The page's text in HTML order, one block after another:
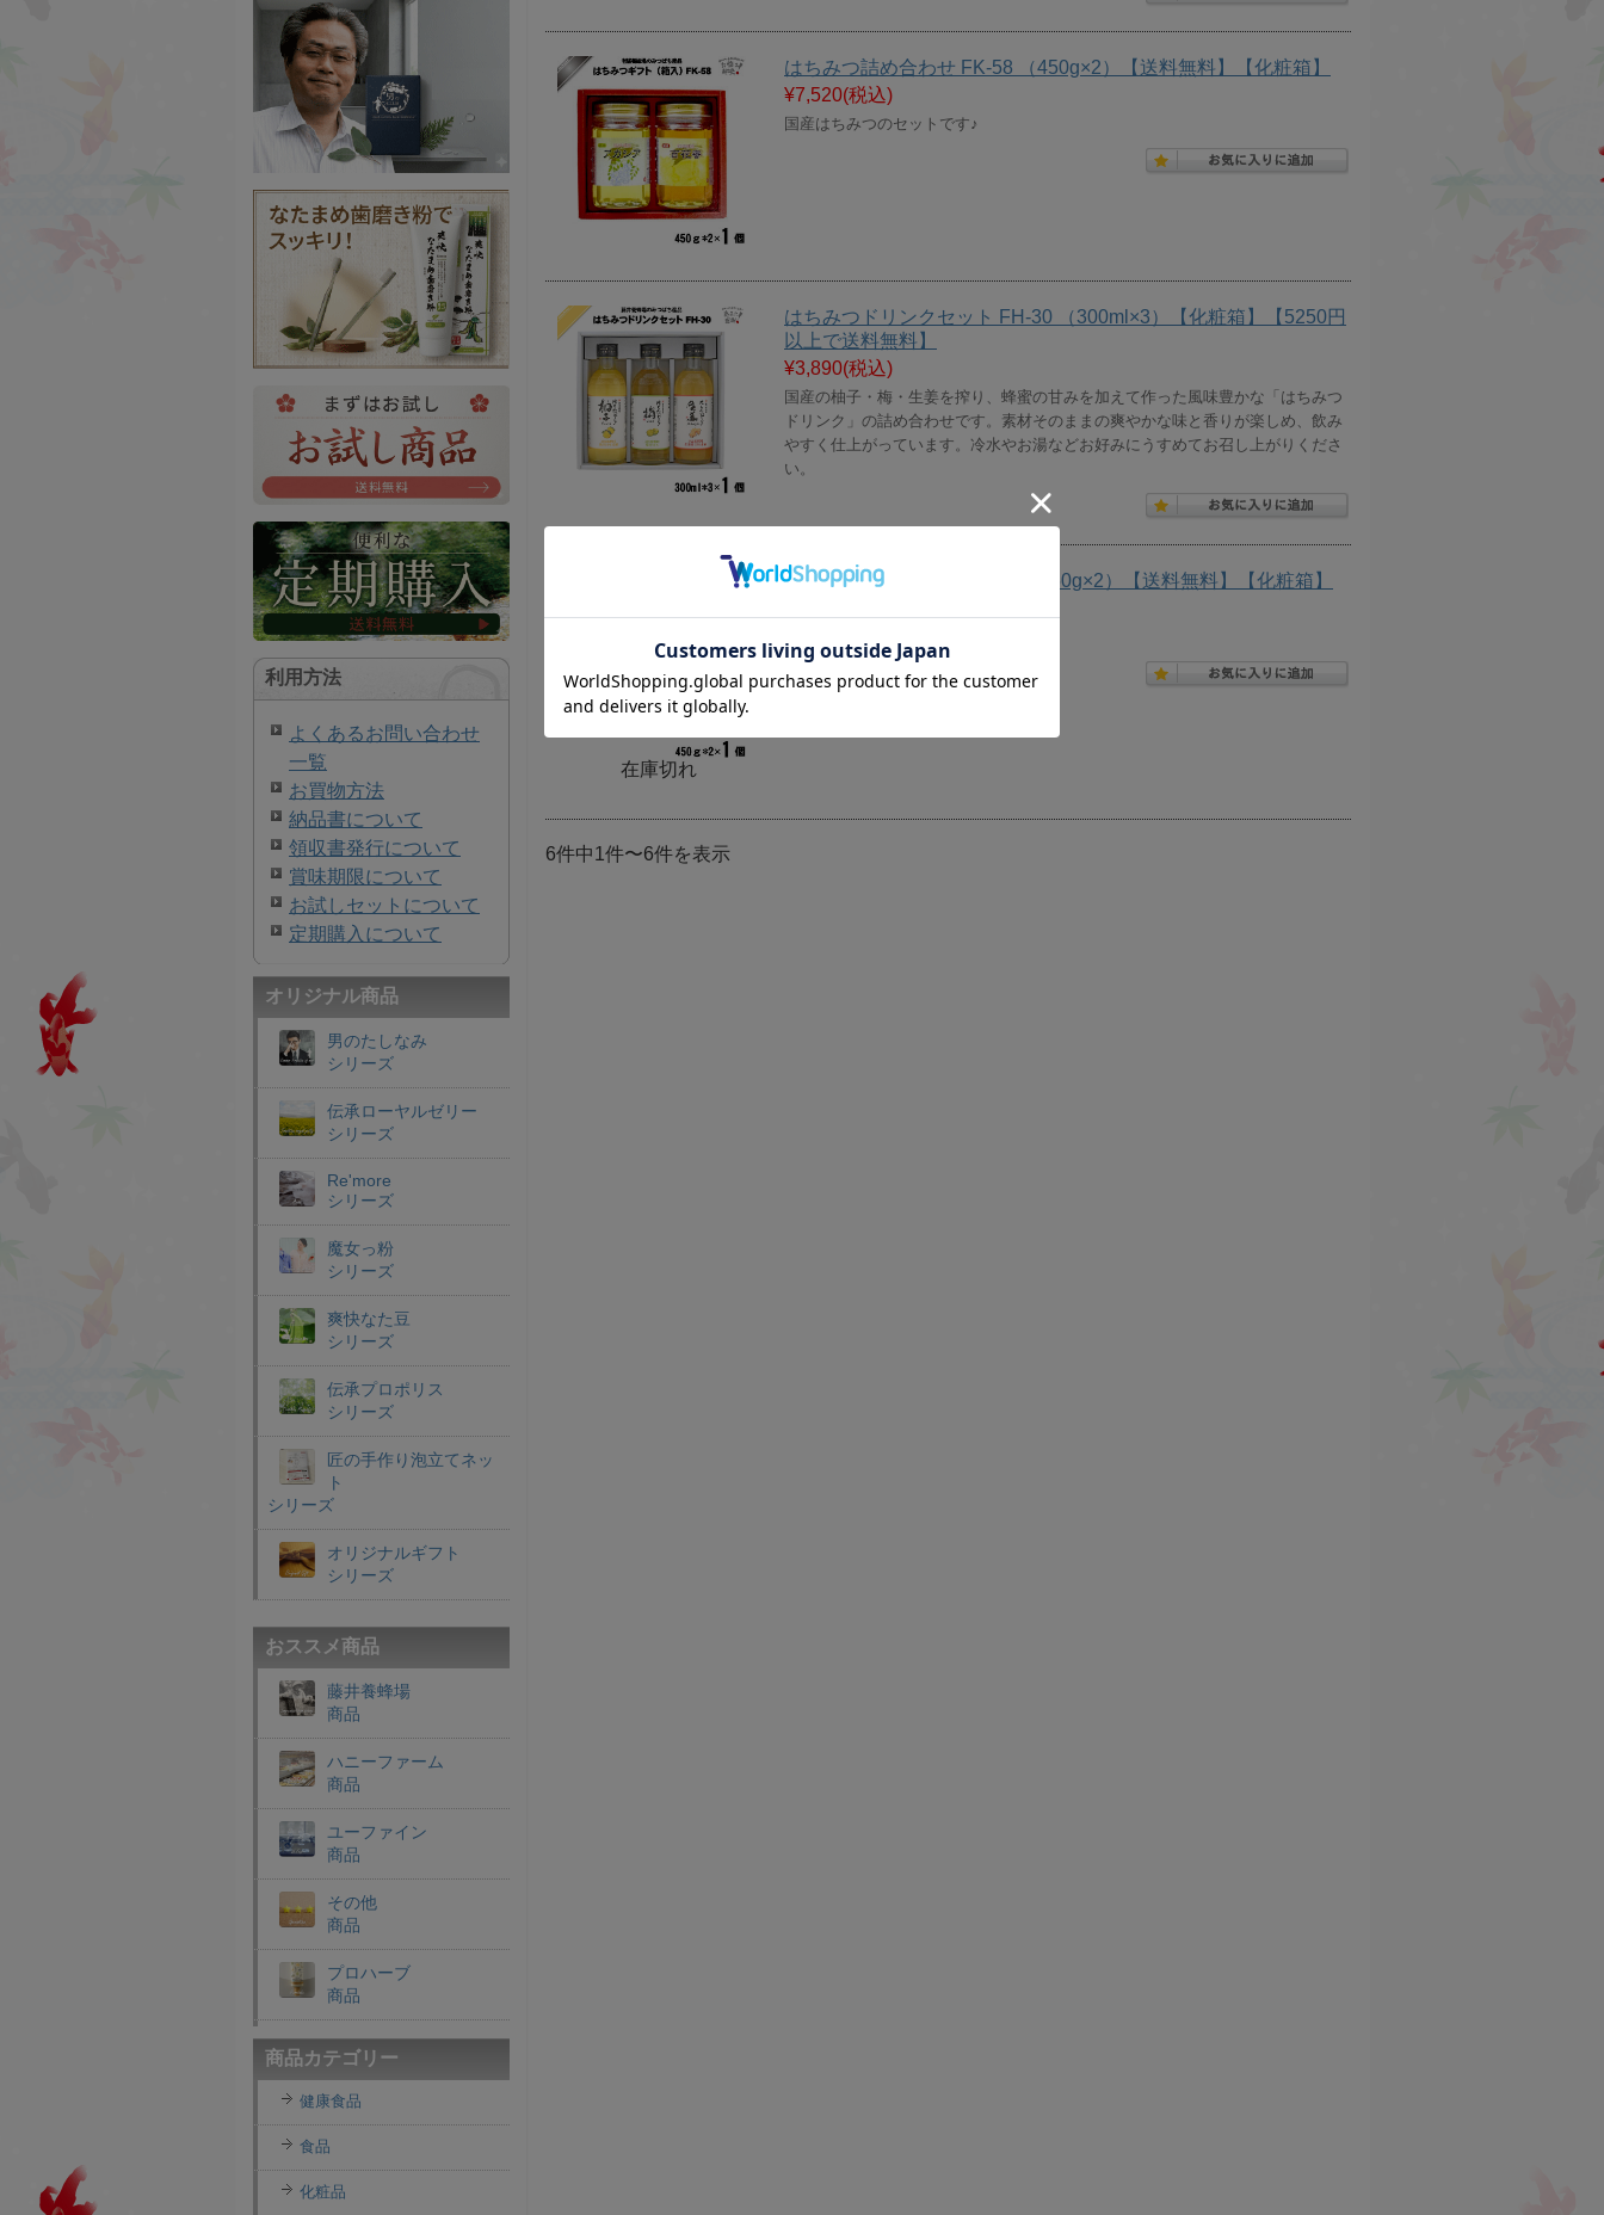
はちみつ詰め合わせ FK-58 （450g×2）【送料無料】【化粧箱】
¥7,520(税込)
国産はちみつのセットです♪
はちみつドリンクセット FH-30 （300ml×3）【化粧箱】【5250円
以上で送料無料】
¥3,890(税込)
国産の柚子・梅・生姜を搾り、蜂蜜の甘みを加えて作った風味豊かな「はちみつ
ドリンク」の詰め合わせです。素材そのままの爽やかな味と香りが楽しめ、飲み
やすく仕上がっています。冷水やお湯などお好みにうすめてお召し上がりくださ
い。
在庫切れ
はちみつ詰め合わせ HK-50 （450g×2）【送料無料】【化粧箱】
6件中1件〜6件を表示
利用方法
よくあるお問い合わせ
一覧
お買物方法
納品書について
領収書発行について
賞味期限について
お試しセットについて
定期購入について
オリジナル商品
男のたしなみ
シリーズ
伝承ローヤルゼリー
シリーズ
Re'more
シリーズ
魔女っ粉
シリーズ
爽快なた豆
シリーズ
伝承プロポリス
シリーズ
匠の手作り泡立てネッ
ト
シリーズ
オリジナルギフト
シリーズ
おススメ商品
藤井養蜂場
商品
ハニーファーム
商品
ユーファイン
商品
その他
商品
プロハーブ
商品
老舗穀物屋
商品
エコライフラボ
i・ライフソリューショ
ンズ
商品カテゴリー
健康食品
食品
化粧品